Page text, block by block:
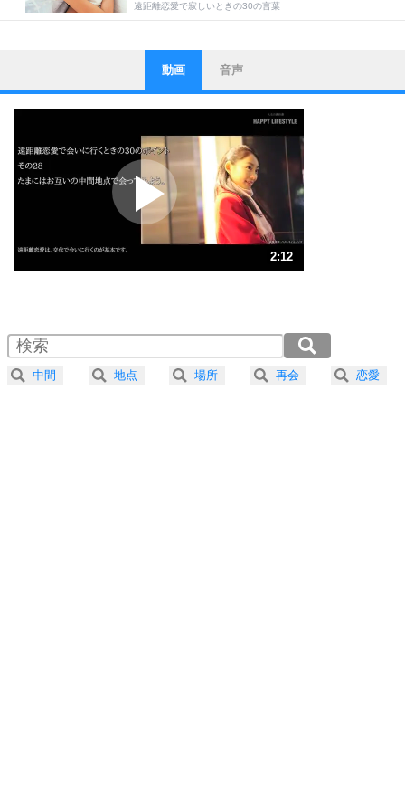
遠距離恋愛で寂しいときの30の言葉
1
ストレス対策
他人と比べない。
いっそのこと、他人を見ない。
いらいらしない人になる30の方法
プラス思考
ポジティブになれない原因は、行動しないから。
ポジティブ思考になる30の方法
人生、なんとかなるもの。
気楽に生きる30の方法
4 器の大きい人は、怒りを優しさで表現する。
プラス思考
動画 音声
2:12
2.0倍速 （259KB 1分6秒）
2.5倍速 （207KB 52秒）
3.0倍速 （173KB 44秒）
中間 地点 場所 再会 恋愛